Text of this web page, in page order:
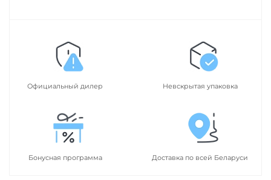
Официальный дилер Невскрытая упаковка
Бонусная программа Доставка по всей Беларуси